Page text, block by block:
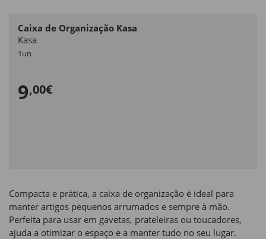
Caixa de Organização Kasa
Kasa
1un
9,00€
Compacta e prática, a caixa de organização é ideal para
manter artigos pequenos arrumados e sempre à mão.
Perfeita para usar em gavetas, prateleiras ou toucadores,
ajuda a otimizar o espaço e a manter tudo no seu lugar.